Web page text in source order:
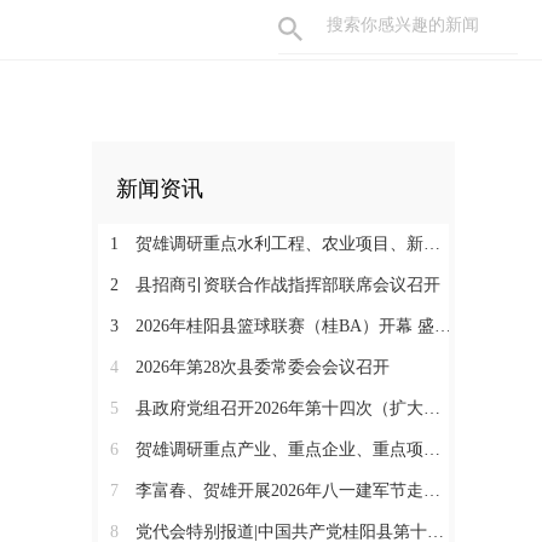
新闻资讯
1 贺雄调研重点水利工程、农业项目、新能源项目和督导防溺水安全等工作
2 县招商引资联合作战指挥部联席会议召开
3 2026年桂阳县篮球联赛（桂BA）开幕 盛夏赛事燃动体育热情
4 2026年第28次县委常委会会议召开
5 县政府党组召开2026年第十四次（扩大）会议
6 贺雄调研重点产业、重点企业、重点项目暨督导消防安全隐患整改工作
7 李富春、贺雄开展2026年八一建军节走访慰问活动
8 党代会特别报道|中国共产党桂阳县第十四届委员会第一次全体会议召开